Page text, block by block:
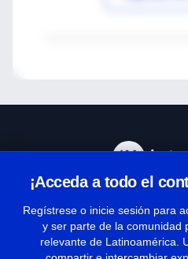
¡Acceda a todo el
Regístrese o inicie sesión para
y ser parte de la comunidad
relevante de Latinoamérica.
Términos y